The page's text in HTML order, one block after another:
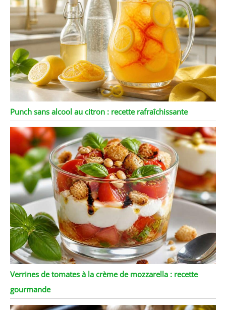
Punch sans alcool au citron : recette rafraîchissante
Verrines de tomates à la crème de mozzarella : recette
gourmande